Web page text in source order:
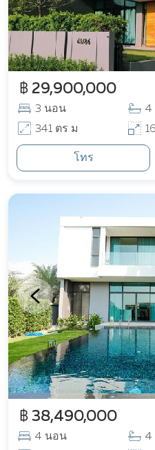
฿ 29,900,000
3 นอน
4
341 ตร ม
โทร
฿ 38,490,000
4 นอน
4